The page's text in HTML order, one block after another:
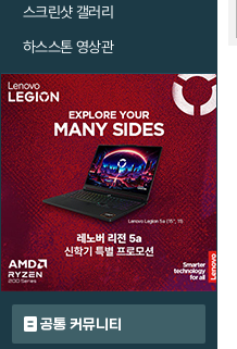
스크린샷 갤러리
하스스톤 영상관
공통 커뮤니티